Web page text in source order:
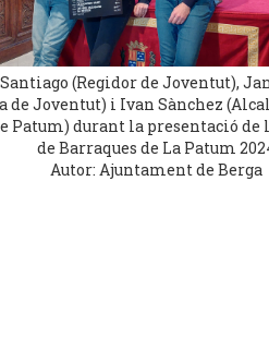
Santiago (Regidor de Joventut),
de Joventut) i Ivan Sànchez
Patum) durant la presentació de
de Barraques de La Patum
Autor: Ajuntament de Berga